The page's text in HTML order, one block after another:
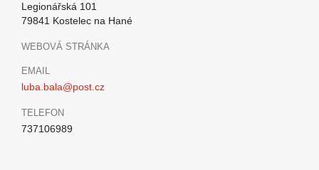
Legionářská 101
79841 Kostelec na Hané
WEBOVÁ STRÁNKA
EMAIL
luba.bala@post.cz
TELEFON
737106989